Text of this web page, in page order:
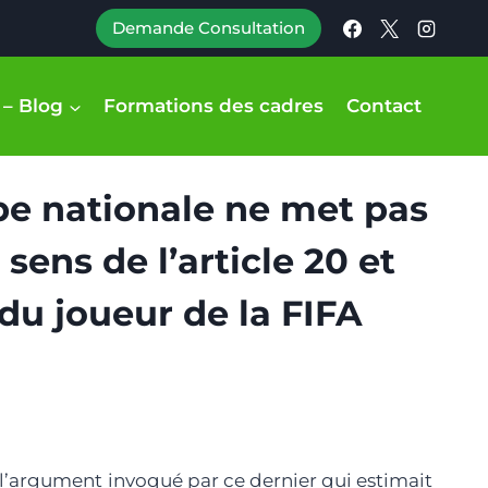
Demande Consultation
Blog Formations des cadres Contact
nationale ne met pas
de l’article 20 et
joueur de la FIFA
invoqué par ce dernier qui estimait